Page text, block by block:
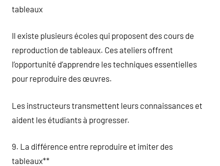
tableaux
Il existe plusieurs écoles qui proposent des cours de
reproduction de tableaux. Ces ateliers offrent
l’opportunité d’apprendre les techniques essentielles
pour reproduire des œuvres.
Les instructeurs transmettent leurs connaissances et
aident les étudiants à progresser.
9. La différence entre reproduire et imiter des
tableaux**